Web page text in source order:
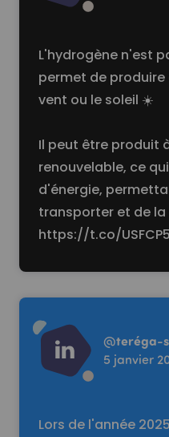
L'hydrogène n'est
permet de
vent ou le soleil ☀️
Il peut être produit
renouvelable, ce
d'énergie,
transporter et de la
https://t.co/
Read more
@teréga-
5 janvier
Lors de l'année